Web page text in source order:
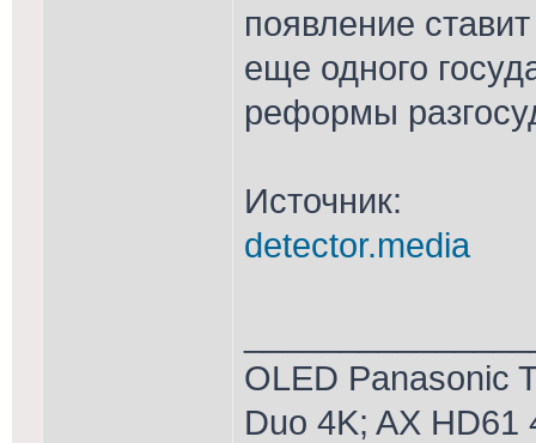
появление
еще одного
реформы
Источник:
detector.media
OLED Panasonic
Duo 4K; AX HD61